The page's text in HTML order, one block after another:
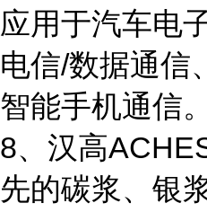
应用于汽车电
电信/数据通信
智能手机通信。
8、汉高
先的碳浆、银